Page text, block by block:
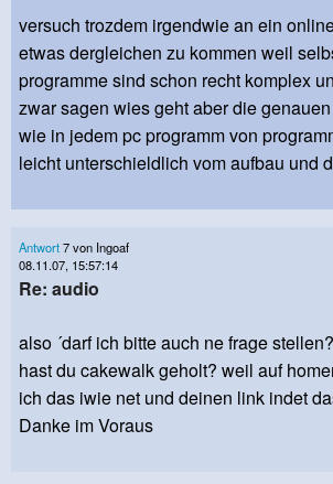
versuch trozdem irgendwie an ein
etwas dergleichen zu kommen weil
programme sind schon recht komplex
zwar sagen wies geht aber die
wie in jedem pc programm von
leicht unterschieldlich vom aufbau und
Antwort7 von Ingoaf
08.11.07, 15:57:14
Re: audio
also ´darf ich bitte auch ne frage
hast du cakewalk geholt? weil auf
ich das iwie net und deinen link indet
Danke im Voraus